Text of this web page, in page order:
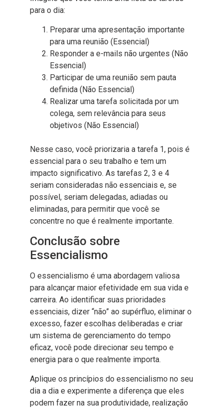
para o dia:
Preparar uma apresentação importante
para uma reunião (Essencial)
Responder a e-mails não urgentes (Não
Essencial)
Participar de uma reunião sem pauta
definida (Não Essencial)
Realizar uma tarefa solicitada por um
colega, sem relevância para seus
objetivos (Não Essencial)
Nesse caso, você priorizaria a tarefa 1, pois é
essencial para o seu trabalho e tem um
impacto significativo. As tarefas 2, 3 e 4
seriam consideradas não essenciais e, se
possível, seriam delegadas, adiadas ou
eliminadas, para permitir que você se
concentre no que é realmente importante.
Conclusão sobre
Essencialismo
O essencialismo é uma abordagem valiosa
para alcançar maior efetividade em sua vida e
carreira. Ao identificar suas prioridades
essenciais, dizer “não” ao supérfluo, eliminar o
excesso, fazer escolhas deliberadas e criar
um sistema de gerenciamento do tempo
eficaz, você pode direcionar seu tempo e
energia para o que realmente importa.
Aplique os princípios do essencialismo no seu
dia a dia e experimente a diferença que eles
podem fazer na sua produtividade, realização